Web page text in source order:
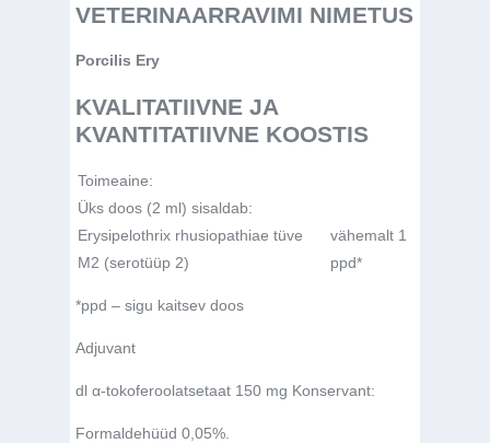
VETERINAARRAVIMI NIMETUS
Porcilis Ery
KVALITATIIVNE JA
KVANTITATIIVNE KOOSTIS
Toimeaine:
Üks doos (2 ml) sisaldab:
Erysipelothrix rhusiopathiae tüve
M2 (serotüüp 2)
vähemalt 1
ppd*
*ppd – sigu kaitsev doos
Adjuvant
dl α-tokoferoolatsetaat 150 mg Konservant:
Formaldehüüd 0,05%.